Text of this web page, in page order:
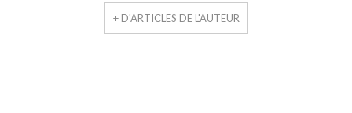
+ D'ARTICLES DE L'AUTEUR